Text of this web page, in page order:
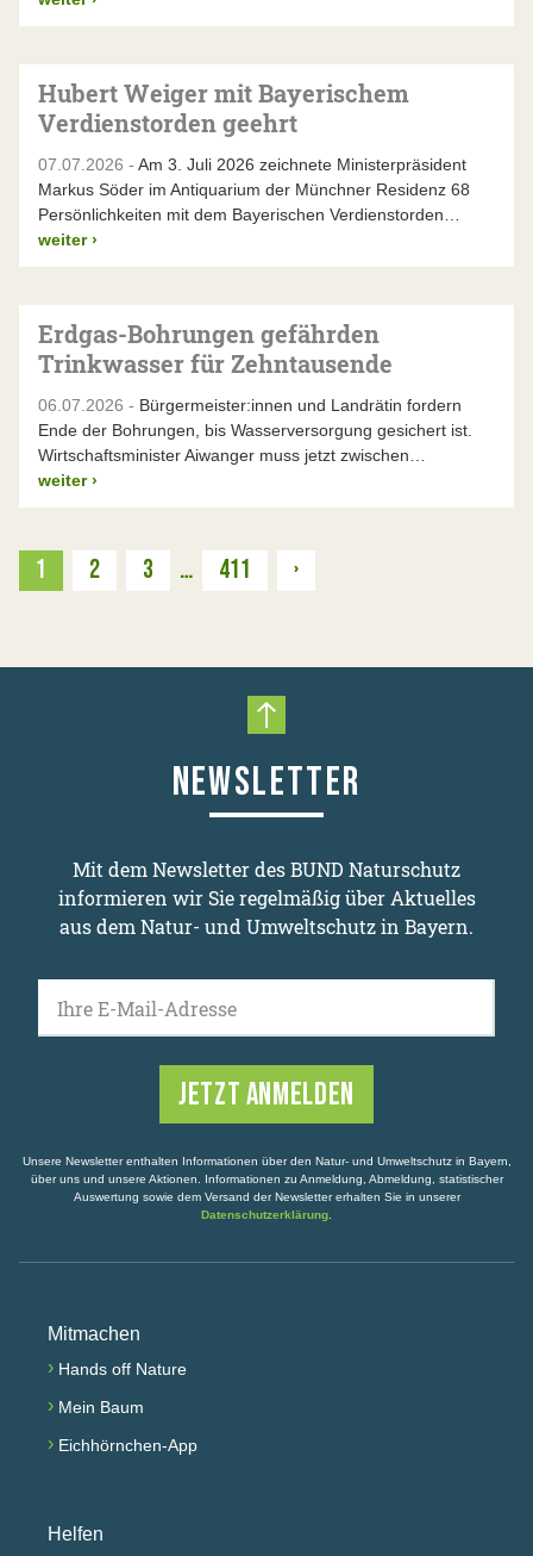
Hubert Weiger mit Bayerischem
Verdienstorden geehrt
07.07.2026 - Am 3. Juli 2026 zeichnete Ministerpräsident
Markus Söder im Antiquarium der Münchner Residenz 68
Persönlichkeiten mit dem Bayerischen Verdienstorden…
weiter ›
Erdgas-Bohrungen gefährden
Trinkwasser für Zehntausende
06.07.2026 - Bürgermeister:innen und Landrätin fordern
Ende der Bohrungen, bis Wasserversorgung gesichert ist.
Wirtschaftsminister Aiwanger muss jetzt zwischen…
weiter ›
1 2 3 … 411 ›Weiter
Nach oben scrollen
NEWSLETTER
Mit dem Newsletter des BUND Naturschutz
informieren wir Sie regelmäßig über Aktuelles
aus dem Natur- und Umweltschutz in Bayern.
Ihre E-Mail-Adresse
Unsere Newsletter enthalten Informationen über den Natur- und Umweltschutz in Bayern,
über uns und unsere Aktionen. Informationen zu Anmeldung, Abmeldung, statistischer
Auswertung sowie dem Versand der Newsletter erhalten Sie in unserer
Datenschutzerklärung
Mitmachen
› Hands off Nature
› Mein Baum
› Eichhörnchen-App
Helfen